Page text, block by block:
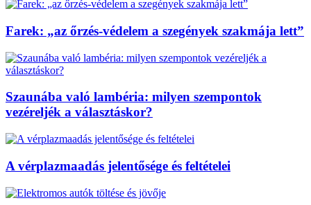
Farek: „az őrzés-védelem a szegények szakmája lett”
Szaunába való lambéria: milyen szempontok
vezéreljék a választáskor?
A vérplazmaadás jelentősége és feltételei